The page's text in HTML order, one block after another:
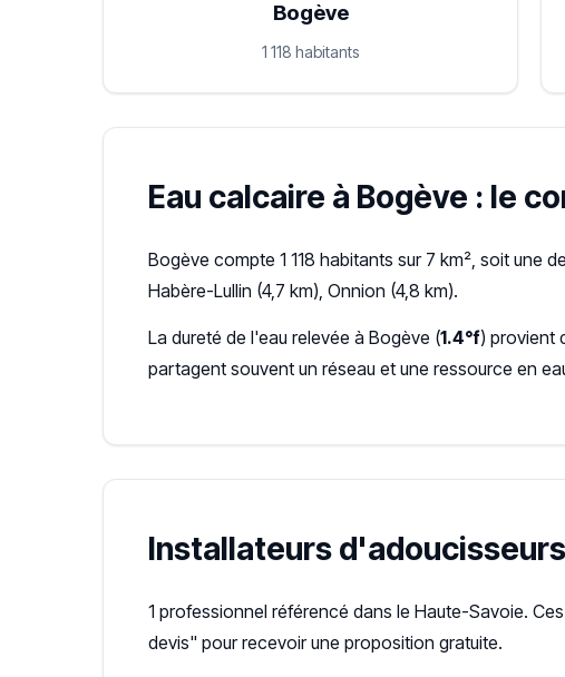
Bogève
1 118 habitants
Eau calcaire à Bogève : le
Bogève compte 1 118 habitants sur 7 km², soit une
Habère-Lullin (4,7 km), Onnion (4,8 km).
La dureté de l'eau relevée à Bogève (1.4°f) provient
partagent souvent un réseau et une ressource en
Installateurs
1 professionnel référencé dans le Haute-Savoie.
devis" pour recevoir une proposition gratuite.